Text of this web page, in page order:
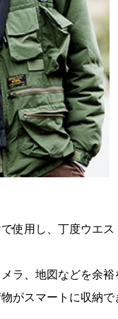
使用し、丁度ウエ
ラ、地図などを余
がスマートに収納で